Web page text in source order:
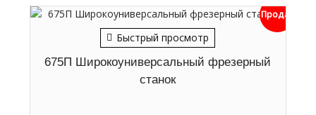
Быстрый просмотр
Продан
675П Широкоуниверсальный фрезерный
станок